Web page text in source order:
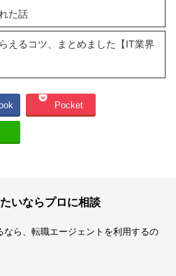
た話
えるコツ、まとめました【IT業界
Pocket
いならプロに相談
なら、転職エージェントを利用するの